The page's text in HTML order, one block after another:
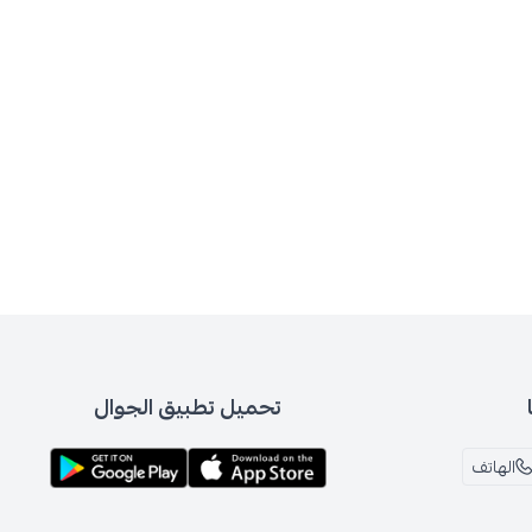
الهاتف
تحميل تطبيق الجوال